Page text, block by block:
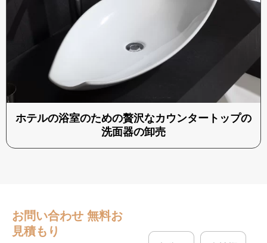
ホテルの浴室のための贅沢なカウンタートップの
洗面器の卸売
お問い合わせ 無料お
見積もり
名
会